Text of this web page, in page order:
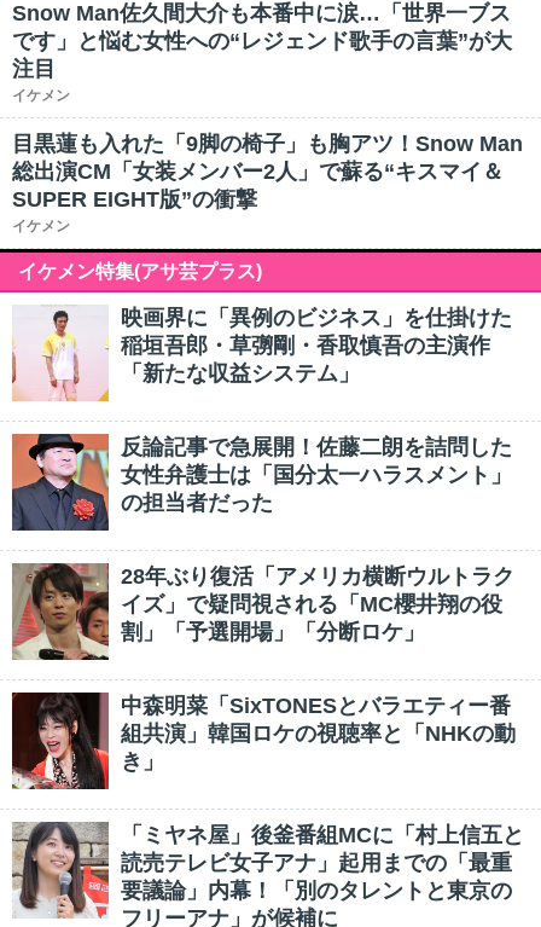
Snow Man佐久間大介も本番中に涙…「世界一ブス
です」と悩む女性への“レジェンド歌手の言葉”が大
注目
イケメン
目黒蓮も入れた「9脚の椅子」も胸アツ！Snow Man
総出演CM「女装メンバー2人」で蘇る“キスマイ＆
SUPER EIGHT版”の衝撃
イケメン
イケメン特集(アサ芸プラス)
映画界に「異例のビジネス」を仕掛けた
稲垣吾郎・草彅剛・香取慎吾の主演作
「新たな収益システム」
反論記事で急展開！佐藤二朗を詰問した
女性弁護士は「国分太一ハラスメント」
の担当者だった
28年ぶり復活「アメリカ横断ウルトラク
イズ」で疑問視される「MC櫻井翔の役
割」「予選開場」「分断ロケ」
中森明菜「SixTONESとバラエティー番
組共演」韓国ロケの視聴率と「NHKの動
き」
「ミヤネ屋」後釜番組MCに「村上信五と
読売テレビ女子アナ」起用までの「最重
要議論」内幕！「別のタレントと東京の
フリーアナ」が候補に